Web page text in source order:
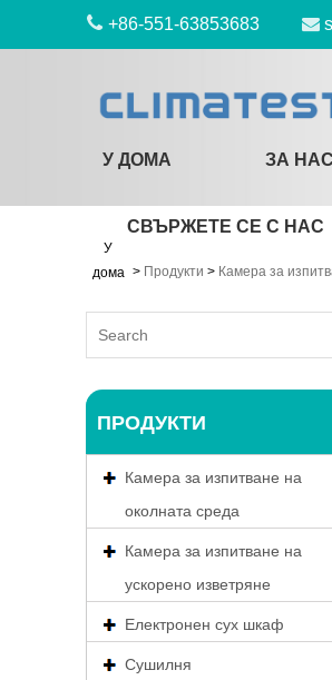
+86-551-63853683
У ДОМА ЗА НАС
СВЪРЖЕТЕ СЕ С НАС
У
дома > Продукти > Камера за
ПРОДУКТИ
Камера за изпитване на
околната среда
Камера за изпитване на
ускорено изветряне
Електронен сух шкаф
Сушилня